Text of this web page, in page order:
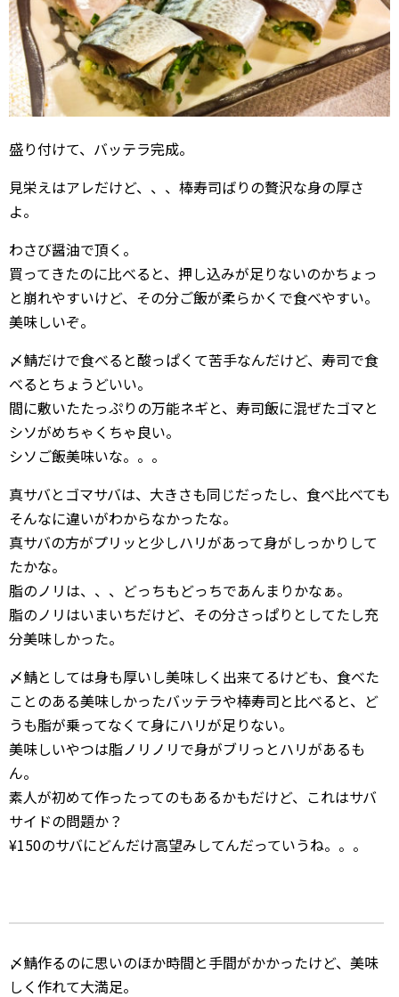
盛り付けて、バッテラ完成。
見栄えはアレだけど、、、棒寿司ばりの贅沢な身の厚さ
よ。
わさび醤油で頂く。
買ってきたのに比べると、押し込みが足りないのかちょっ
と崩れやすいけど、その分ご飯が柔らかくで食べやすい。
美味しいぞ。
〆鯖だけで食べると酸っぱくて苦手なんだけど、寿司で食
べるとちょうどいい。
間に敷いたたっぷりの万能ネギと、寿司飯に混ぜたゴマと
シソがめちゃくちゃ良い。
シソご飯美味いな。。。
真サバとゴマサバは、大きさも同じだったし、食べ比べても
そんなに違いがわからなかったな。
真サバの方がプリッと少しハリがあって身がしっかりして
たかな。
脂のノリは、、、どっちもどっちであんまりかなぁ。
脂のノリはいまいちだけど、その分さっぱりとしてたし充
分美味しかった。
〆鯖としては身も厚いし美味しく出来てるけども、食べた
ことのある美味しかったバッテラや棒寿司と比べると、ど
うも脂が乗ってなくて身にハリが足りない。
美味しいやつは脂ノリノリで身がブリっとハリがあるも
ん。
素人が初めて作ったってのもあるかもだけど、これはサバ
サイドの問題か？
¥150のサバにどんだけ高望みしてんだっていうね。。。
〆鯖作るのに思いのほか時間と手間がかかったけど、美味
しく作れて大満足。